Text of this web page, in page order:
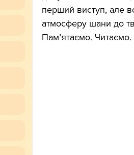
перший виступ, але
атмосферу шани до
Пам’ятаємо.